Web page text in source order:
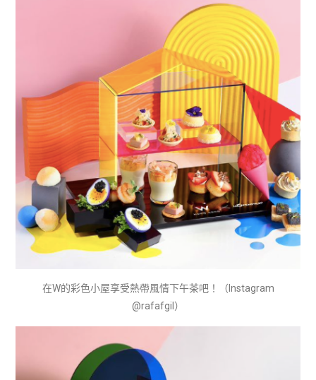
在W的彩色小屋享受熱帶風情下午茶吧！（Instagram
@rafafgil）